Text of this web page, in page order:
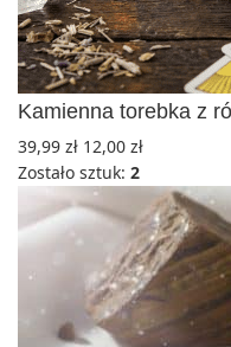
Kamienna torebka z
39,99 zł 12,00 zł
Zostało sztuk: 2